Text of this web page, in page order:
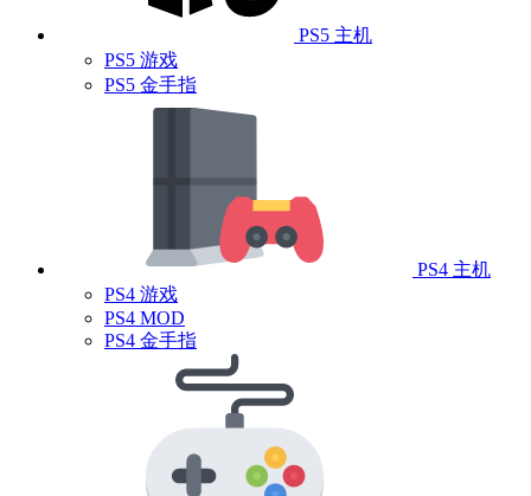
PS5 主机
PS5 游戏
PS5 金手指
PS4 主机
PS4 游戏
PS4 MOD
PS4 金手指